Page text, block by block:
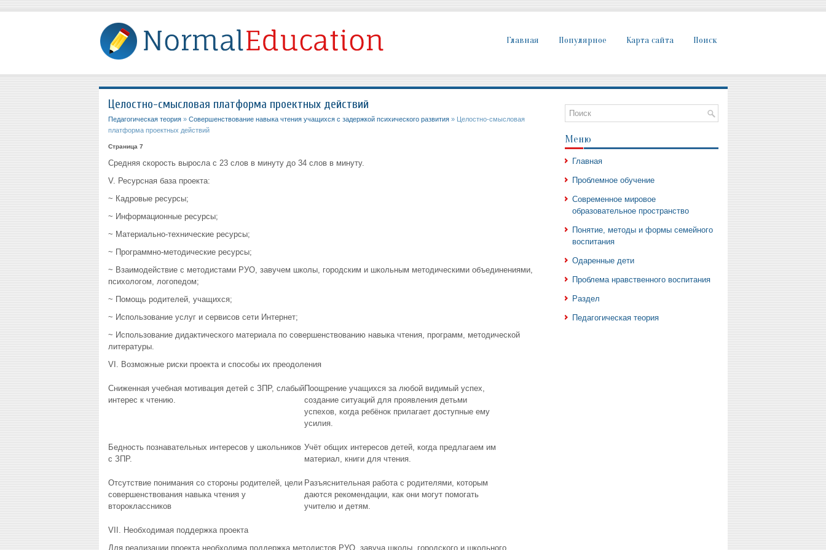
Главная Популярное Карта сайта Поиск
Целостно-смысловая платформа проектных действий
Педагогическая теория» Совершенствование навыка чтения учащихся с задержкой психического развития» Целостно-смысловая
платформа проектных действий
Страница 7
Средняя скорость выросла с 23 слов в минуту до 34 слов в минуту.
V. Ресурсная база проекта:
~ Кадровые ресурсы;
~ Информационные ресурсы;
~ Материально-технические ресурсы;
~ Программно-методические ресурсы;
~ Взаимодействие с методистами РУО, завучем школы, городским и школьным методическими объединениями,
психологом, логопедом;
~ Помощь родителей, учащихся;
~ Использование услуг и сервисов сети Интернет;
~ Использование дидактического материала по совершенствованию навыка чтения, программ, методической
литературы.
VI. Возможные риски проекта и способы их преодоления
Сниженная учебная мотивация детей с ЗПР, слабый
интерес к чтению.
Поощрение учащихся за любой видимый успех,
создание ситуаций для проявления детьми
успехов, когда ребёнок прилагает доступные ему
усилия.
Бедность познавательных интересов у школьников
с ЗПР.
Учёт общих интересов детей, когда предлагаем им
материал, книги для чтения.
Отсутствие понимания со стороны родителей, цели
совершенствования навыка чтения у
второклассников
Разъяснительная работа с родителями, которым
даются рекомендации, как они могут помогать
учителю и детям.
VII. Необходимая поддержка проекта
Для реализации проекта необходима поддержка методистов РУО, завуча школы, городского и школьного
Меню
Главная
Проблемное обучение
Современное мировое
образовательное пространство
Понятие, методы и формы семейного
воспитания
Одаренные дети
Проблема нравственного воспитания
Раздел
Педагогическая теория